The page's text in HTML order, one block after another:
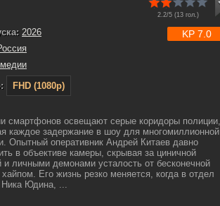
2.2/5 (13 гол.)
2026
FHD (1080p)
KP 7.0
смартфонов освещают серые коридоры полиции,
каждое задержание в шоу для многомиллионной
Опытный оперативник Андрей Китаев давно
в объективе камеры, скрывая за циничной
и личными демонами усталость от бесконечной
хайпом. Его жизнь резко меняется, когда в отдел
Юдина, ...